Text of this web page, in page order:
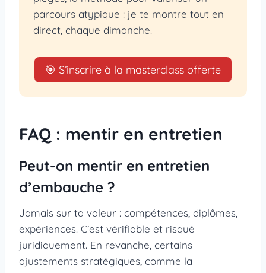
parcours atypique : je te montre tout en
direct, chaque dimanche.
🎯 S’inscrire à la masterclass offerte
FAQ : mentir en entretien
Peut-on mentir en entretien
d’embauche ?
Jamais sur ta valeur : compétences, diplômes,
expériences. C’est vérifiable et risqué
juridiquement. En revanche, certains
ajustements stratégiques, comme la